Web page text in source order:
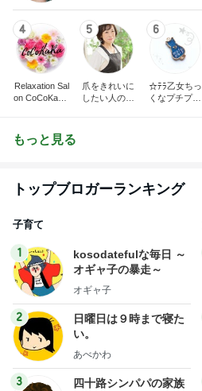
4
Relaxation Sal
on CoCoKaRa
5
爪をきれいに
したい人のた
6
☆ﾃﾗ乙女ちっ
くなプチプラ
もっと見る
トップブロガーランキング
子育て
1
kosodatefulな毎日 ～
オギャ子の暴走～
オギャ子
2
日曜日は９時まで寝た
い。
あべかわ
3
四十路シンパパの家族